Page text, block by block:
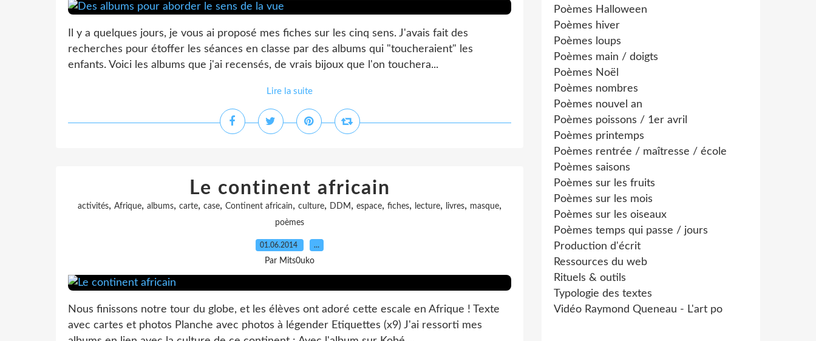
Il y a quelques jours, je vous ai proposé mes fiches sur les cinq sens. J'avais fait des
recherches pour étoffer les séances en classe par des albums qui "toucheraient" les
enfants. Voici les albums que j'ai recensés, de vrais bijoux que l'on touchera...
Lire la suite
Le continent africain
activités, Afrique, albums, carte, case, Continent africain, culture, DDM , espace, fiches, lecture, livres, masque,
poèmes
01.06.2014 …
Par Mits0uko
Nous finissons notre tour du globe, et les élèves ont adoré cette escale en Afrique ! Texte
avec cartes et photos Planche avec photos à légender Etiquettes (x9) J'ai ressorti mes
Poèmes Halloween
Poèmes hiver
Poèmes loups
Poèmes main / doigts
Poèmes Noël
Poèmes nombres
Poèmes nouvel an
Poèmes poissons / 1er avril
Poèmes printemps
Poèmes rentrée / maîtresse / école
Poèmes saisons
Poèmes sur les fruits
Poèmes sur les mois
Poèmes sur les oiseaux
Poèmes temps qui passe / jours
Production d'écrit
Ressources du web
Rituels & outils
Typologie des textes
Vidéo Raymond Queneau - L'art po